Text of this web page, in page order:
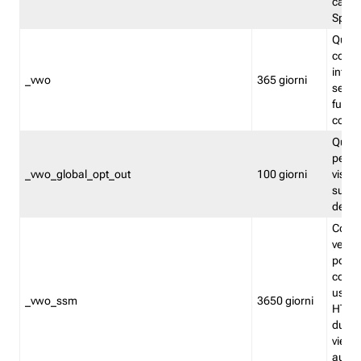
Split
_vwo 365 giorni
_vwo_global_opt_out 100 giorni
su
_vwo_ssm 3650 giorni
viene